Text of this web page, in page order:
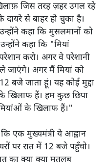
जिस तरह ज़हर उगल रहे
से बाहर हो चुका है।
कहा कि मुसलमानों को
कहा कि "मियां
करो। अगर वे परेशानी
जाएंगे। अगर मैं मियां को
बजे जाता हूं। यह कोई मुद्दा
खिलाफ हैं। हम कुछ छिपा
के खिलाफ हैं।"
एक मुख्यमंत्री ये आह्वान
पर रात में 12 बजे पहुँचो।
का क्या क्या मतलब